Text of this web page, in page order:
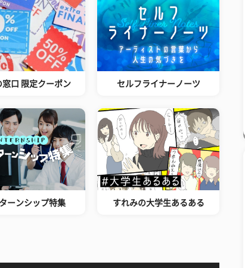
窓口 限定クーポン セルフライナーノーツ
ーンシップ特集 すれみの大学生あるある